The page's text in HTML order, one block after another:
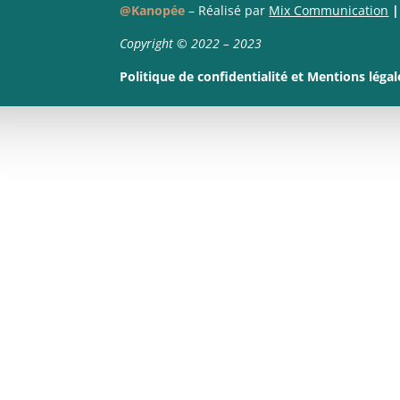
@Kanopée – Réalisé par Mix Communication |
Copyright © 2022 – 2023
Politique de confidentialité et Mentions